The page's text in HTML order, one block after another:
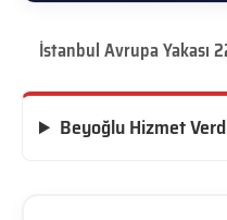
İstanbul Avrupa Yakası
Beyoğlu Hizmet